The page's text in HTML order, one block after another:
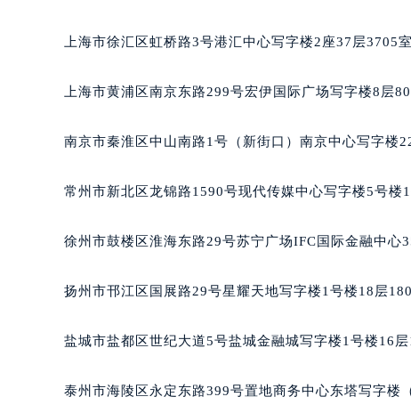
哈尔滨市道里区友谊西路600号富力中
佛山市禅城区季华五路57号万科金融
无锡市梁溪区人民中路139号恒隆广场
苏州市苏州工业园区星港街199号苏州
南宁市青秀区金湖路59号地王大厦12
泉州市丰泽区宝洲路729号浦西万达中
烟台市芝罘区胜利路139号万达金融中
贵阳市南明区都司高架桥路33号亨特
上海市徐汇区虹桥路3号港汇中心写字楼2座37层3705
上海市黄浦区南京东路299号宏伊国际广场写字楼8层
南京市秦淮区中山南路1号（新街口）南京中心写字楼
常州市新北区龙锦路1590号现代传媒中心写字楼5号楼
徐州市鼓楼区淮海东路29号苏宁广场IFC国际金融中心
扬州市邗江区国展路29号星耀天地写字楼1号楼18层
盐城市盐都区世纪大道5号盐城金融城写字楼1号楼16层
泰州市海陵区永定东路399号置地商务中心东塔写字楼